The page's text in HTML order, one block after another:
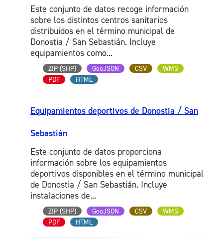
Este conjunto de datos recoge información
sobre los distintos centros sanitarios
distribuidos en el término municipal de
Donostia / San Sebastián. Incluye
equipamientos como...
ZIP (SHP) GeoJSON CSV
WMS
PDF
HTML
Equipamientos deportivos de Donostia / San
Sebastián
Este conjunto de datos proporciona
información sobre los equipamientos
deportivos disponibles en el término municipal
de Donostia / San Sebastián. Incluye
instalaciones de...
ZIP (SHP) GeoJSON CSV
WMS
PDF
HTML